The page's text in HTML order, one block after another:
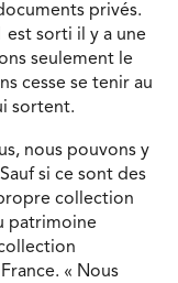
privés.
est sorti il y a une
seulement le
cesse se tenir au
sortent.
nous pouvons y
si ce sont des
collection
patrimoine
« Nous